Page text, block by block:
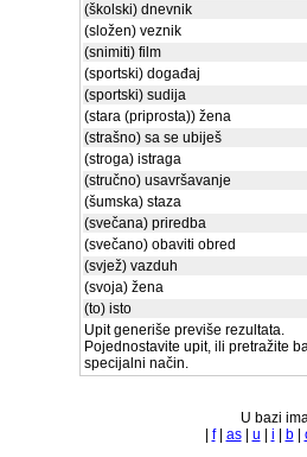
(školski) dnevnik
(složen) veznik
(snimiti) film
(sportski) događaj
(sportski) sudija
(stara (priprosta)) žena
(strašno) sa se ubiješ
(stroga) istraga
(stručno) usavršavanje
(šumska) staza
(svečana) priredba
(svečano) obaviti obred
(svjež) vazduh
(svoja) žena
(to) isto
Upit generiše previše rezultata.
Pojednostavite upit, ili pretražite
specijalni način.
U bazi
f| as| u i b|